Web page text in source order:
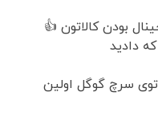
بودن کالاتون 👍
دادید
سرچ گوگل اولین